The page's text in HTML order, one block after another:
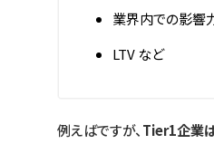
業界内での影響
LTV など
例えばですが、Tier1企業